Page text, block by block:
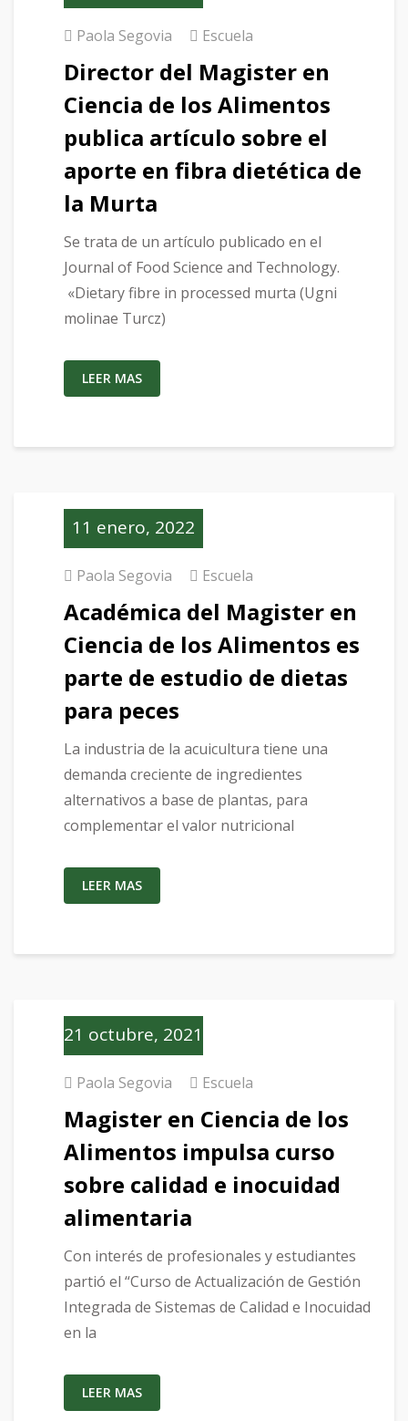
Paola Segovia Escuela
Director del Magister en
Ciencia de los Alimentos
publica artículo sobre el
aporte en fibra dietética de
la Murta
Se trata de un artículo publicado en el
Journal of Food Science and Technology.
«Dietary fibre in processed murta (Ugni
molinae Turcz)
LEER MAS
11 enero, 2022
Paola Segovia Escuela
Académica del Magister en
Ciencia de los Alimentos es
parte de estudio de dietas
para peces
La industria de la acuicultura tiene una
demanda creciente de ingredientes
alternativos a base de plantas, para
complementar el valor nutricional
LEER MAS
21 octubre, 2021
Paola Segovia Escuela
Magister en Ciencia de los
Alimentos impulsa curso
sobre calidad e inocuidad
alimentaria
Con interés de profesionales y estudiantes
partió el “Curso de Actualización de Gestión
Integrada de Sistemas de Calidad e Inocuidad
en la
LEER MAS